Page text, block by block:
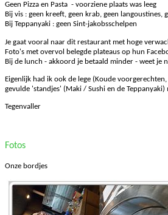
Geen Pizza en Pasta - voorziene plaats was leeg
Bij vis : geen kreeft, geen krab, geen langoustines,
Bij Teppanyaki : geen Sint-jakobsschelpen
Je gaat vooral naar dit restaurant met hoge
Foto's met overvol belegde plateaus op hun
Bij de lunch - akkoord je betaald minder - weet je
Eigenlijk had ik ook de lege (Koude voorgerechten,
gevulde 'standjes' (Maki / Sushi en de
Tegenvaller
Fotos
Onze bordjes